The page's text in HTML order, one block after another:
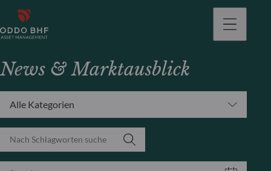
News & Marktausblick
Alle Kategorien